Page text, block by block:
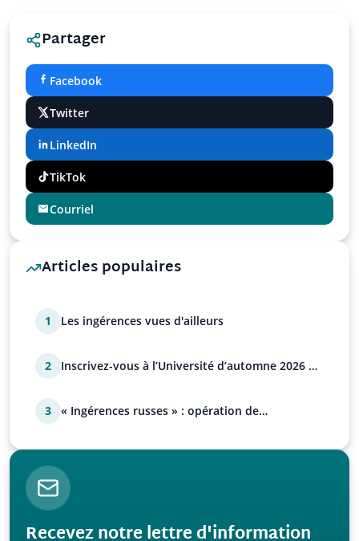
Partager
Facebook
Twitter
LinkedIn
TikTok
Courriel
Articles populaires
1 Les ingérences vues d'ailleurs
2
Inscrivez-vous à l’Université d’automne 2026 de
3
« Ingérences russes » : opération de
Recevez notre lettre d'information